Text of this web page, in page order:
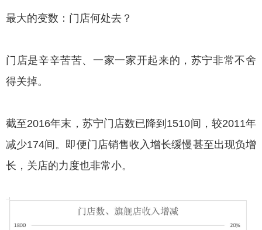
最大的变数：门店何处去？
门店是辛辛苦苦、一家一家开起来的，苏宁非常不舍
得关掉。
截至2016年末，苏宁门店数已降到1510间，较2011年
减少174间。即便门店销售收入增长缓慢甚至出现负增
长，关店的力度也非常小。